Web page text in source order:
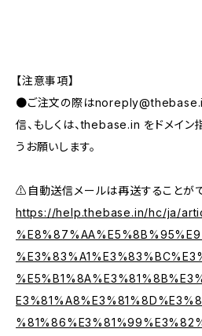
【注意事項】
●ご注文の際は
信、もしくは、thebase.in をドメイン
うお願いします。
⚠️自動送信メールは再送することがで
https://help.thebase.in/hc/ja/